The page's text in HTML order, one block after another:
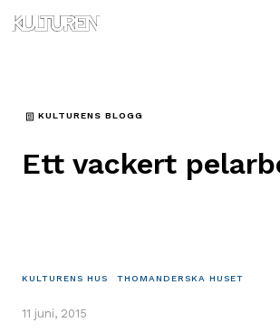
navigationen
innehållet
efter:
KULTURENS BLOGG
Ett vackert
KULTURENS HUS THOMANDERSKA HUSET
11 juni, 2015